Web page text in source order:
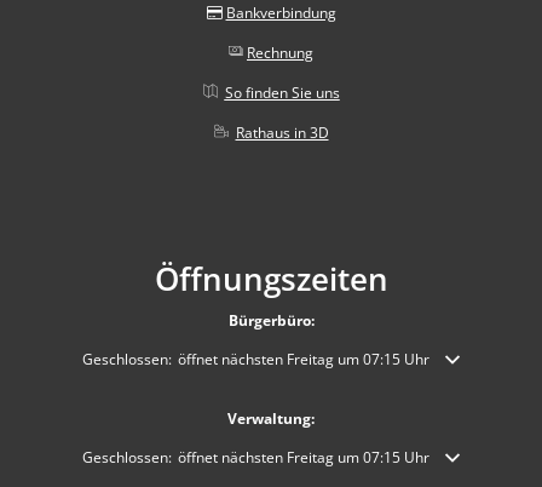
Bankverbindung
Rechnung
So finden Sie uns
Rathaus in 3D
Öffnungszeiten
Bürgerbüro:
Klicken, um weitere Öffnungs- oder Schließzeiten auszublenden
Geschlossen: öffnet nächsten Freitag um 07:15 Uhr
Verwaltung:
Klicken, um weitere Öffnungs- oder Schließzeiten auszublenden
Geschlossen: öffnet nächsten Freitag um 07:15 Uhr